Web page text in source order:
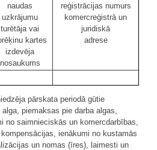
naudas
uzkrājumu
turētāja vai
kartes
izdevēja
nosaukums
reģistrācijas numurs
komercreģistrā un
juridiskā
adrese
pārskata periodā gūtie
piemaksas pie darba algas,
no saimnieciskās un komercdarbības,
ienākumi no kustamās
un nomas (īres), laimesti un